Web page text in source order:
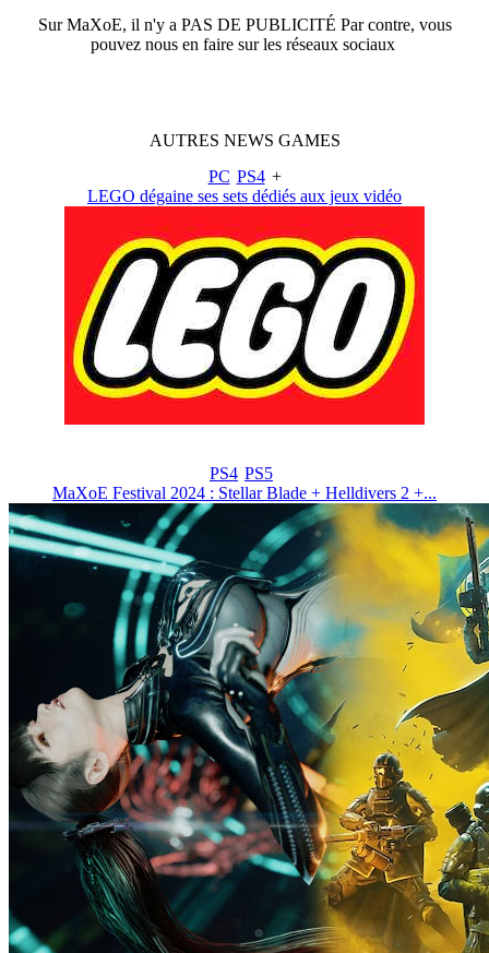
SurMaXoE, il n'y a PAS DE PUBLICITÉ Par contre, vous
pouvez nous en faire sur les réseaux sociaux
AUTRES NEWS GAMES
PC PS4 +
LEGO dégaine ses sets dédiés aux jeux vidéo
PS4 PS5
MaXoE Festival 2024 : Stellar Blade + Helldivers 2 +...